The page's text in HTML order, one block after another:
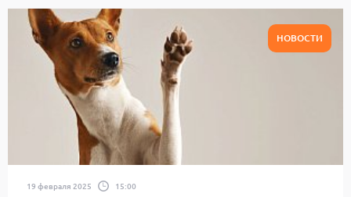
НОВОСТИ
19 февраля 2025 15:00